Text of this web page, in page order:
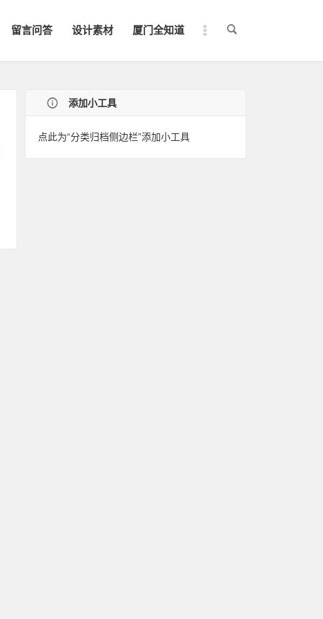
留言问答 设计素材 厦门全知道
添加小工具
点此为“分类归档侧边栏”添加小工具